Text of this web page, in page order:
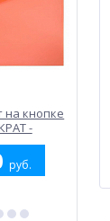
кнопке
-
0.18 мм,
руб.